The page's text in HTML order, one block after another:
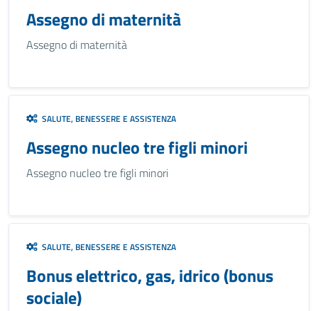
Assegno di maternità
Assegno di maternità
SALUTE, BENESSERE E ASSISTENZA
Assegno nucleo tre figli minori
Assegno nucleo tre figli minori
SALUTE, BENESSERE E ASSISTENZA
Bonus elettrico, gas, idrico (bonus
sociale)